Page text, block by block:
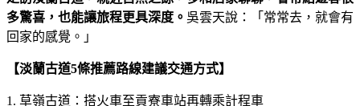
多驚喜，也能讓旅程更具深度。 吳雲天說：「常常去，就會有
回家的感覺。」
【淡蘭古道5條推薦路線建議交通方式】
1. 草嶺古道：搭火車至貢寮車站再轉乘計程車